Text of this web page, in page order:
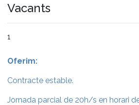
Vacants
1
Oferim:
Contracte estable.
Jornada parcial de 20h/s en horari